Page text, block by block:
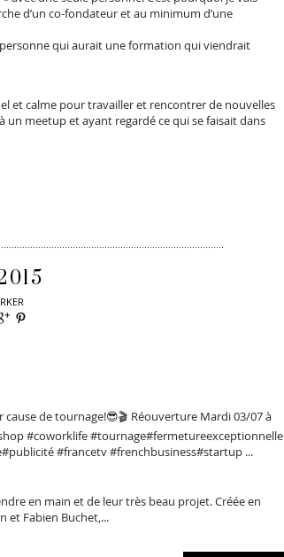
d’un co-fondateur et au minimum d’une
qui aurait une formation qui viendrait
et calme pour travailler et rencontrer de nouvelles
un meetup et ayant regardé ce qui se faisait dans
cause de tournage!😎🎬 Réouverture Mardi 03/07 à
#coworklife #tournage#fermetureexceptionnelle
#francetv #frenchbusiness#startup ...
en main et de leur très beau projet. Créée en
et Fabien Buchet,...